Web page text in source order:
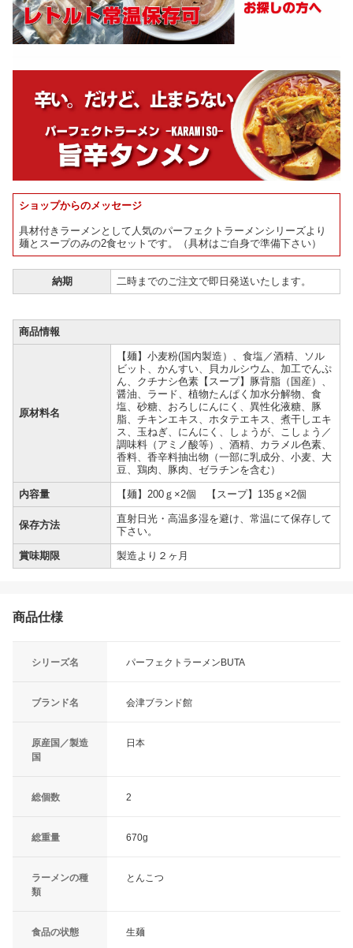
ショップからのメッセージ
具材付きラーメンとして人気のパーフェクトラーメンシリーズより
麺とスープのみの2食セットです。（具材はご自身で準備下さい）
納期 二時までのご注文で即日発送いたします。
商品情報
原材料名
【麺】小麦粉(国内製造）、食塩／酒精、ソル
ビット、かんすい、貝カルシウム、加工でんぷ
ん、クチナシ色素【スープ】豚背脂（国産）、
醤油、ラード、植物たんぱく加水分解物、食
塩、砂糖、おろしにんにく、異性化液糖、豚
脂、チキンエキス、ホタテエキス、煮干しエキ
ス、玉ねぎ、にんにく、しょうが、こしょう／
調味料（アミノ酸等）、酒精、カラメル色素、
香料、香辛料抽出物（一部に乳成分、小麦、大
豆、鶏肉、豚肉、ゼラチンを含む）
内容量 【麺】200ｇ×2個 【スープ】135ｇ×2個
保存方法
直射日光・高温多湿を避け、常温にて保存して
下さい。
賞味期限 製造より２ヶ月
商品仕様
シリーズ名 パーフェクトラーメンBUTA
ブランド名 会津ブランド館
原産国／製造
国
日本
総個数 2
総重量 670g
ラーメンの種
類
とんこつ
食品の状態 生麺